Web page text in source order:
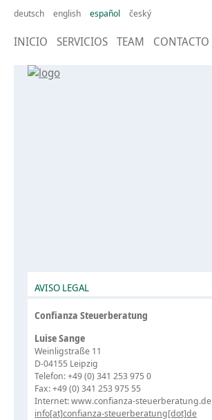
deutsch english español český
INICIO SERVICIOS TEAM CONTACTO
AVISO LEGAL
Confianza Steuerberatung
Luise Sange
Weinligstraße 11
D-04155 Leipzig
Telefon: +49 (0) 341 253 975 0
Fax: +49 (0) 341 253 975 55
Internet: www.confianza-steuerberatung.de
info[at]confianza-steuerberatung[dot]de